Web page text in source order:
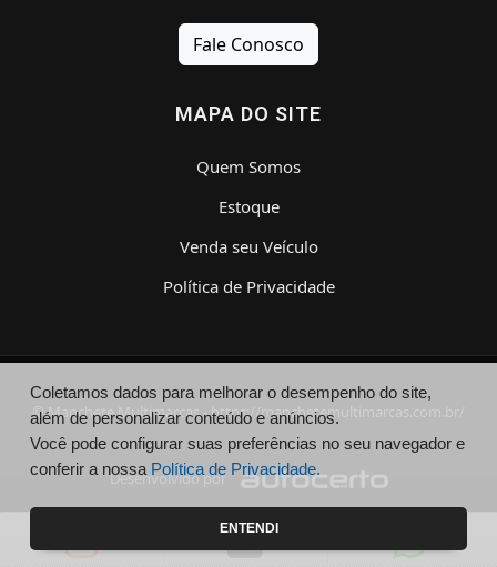
Fale Conosco
MAPA DO SITE
Quem Somos
Estoque
Venda seu Veículo
Política de Privacidade
© Manchete Multimarcas - https://manchetemultimarcas.com.br/
Desenvolvido por
Coletamos dados para melhorar o desempenho do site,
além de personalizar conteúdo e anúncios.
Você pode configurar suas preferências no seu navegador e
conferir a nossa Política de Privacidade.
ENTENDI